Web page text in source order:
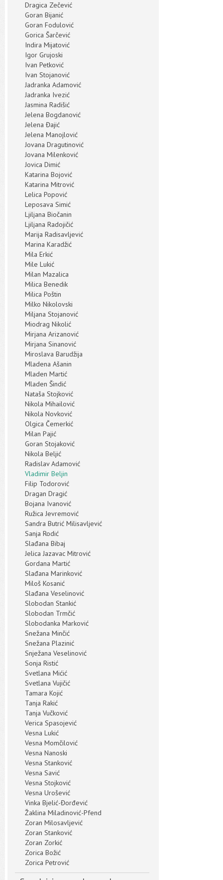
Dragica Zečević
Goran Bijanić
Goran Fodulović
Gorica Šarčević
Indira Mijatović
Igor Grujoski
Ivan Petković
Ivan Stojanović
Jadranka Adamović
Jadranka Ivezić
Jasmina Radišić
Jelena Bogdanović
Jelena Đajić
Jelena Manojlović
Jovana Dragutinović
Jovana Milenković
Jovica Dimić
Katarina Bojović
Katarina Mitrović
Lelica Popović
Leposava Simić
Ljiljana Biočanin
Ljiljana Radojičić
Marija Radisavljević
Marina Karadžić
Mila Erkić
Mile Lukić
Milan Mazalica
Milica Benedik
Milica Poštin
Milko Nikolovski
Miljana Stojanović
Miodrag Nikolić
Mirjana Arizanović
Mirjana Sinanović
Miroslava Barudžija
Mladena Ašanin
Mladen Martić
Mladen Šindić
Nataša Stojković
Nikola Mihailović
Nikola Novković
Olgica Čemerkić
Milan Pajić
Goran Stojaković
Nikola Beljić
Radislav Adamović
Vladimir Beljin
Filip Todorović
Dragan Dragić
Bojana Ivanović
Ružica Jevremović
Sandra Butrić Milisavljević
Sanja Rodić
Slađana Bibaj
Jelica Jazavac Mitrović
Gordana Martić
Slađana Marinković
Miloš Kosanić
Slađana Veselinović
Slobodan Stankić
Slobodan Trmčić
Slobodanka Marković
Snežana Minčić
Snežana Plazinić
Snježana Veselinović
Sonja Ristić
Svetlana Mićić
Svetlana Vujičić
Tamara Kojić
Tanja Rakić
Tanja Vučković
Verica Spasojević
Vesna Lukić
Vesna Momčilović
Vesna Nanoski
Vesna Stanković
Vesna Savić
Vesna Stojković
Vesna Urošević
Vinka Bjelić-Đorđević
Žaklina Miladinović-Pfend
Zoran Milosavljević
Zoran Stanković
Zoran Zorkić
Zorica Božić
Zorica Petrović